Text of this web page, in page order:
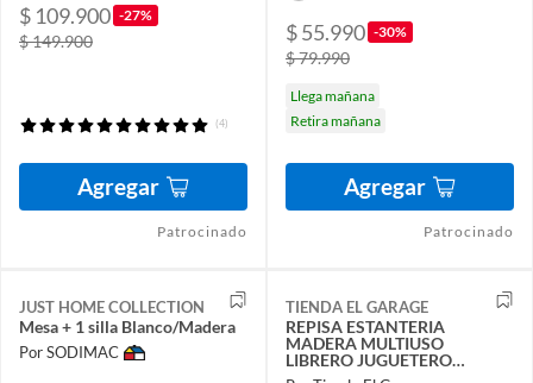
$ 109.900 -27%
$ 149.900
(4)
Agregar
Patrocinado
$ 55.990 -30%
$ 79.990
Llega mañana
Retira mañana
Agregar
Patrocinado
JUST HOME COLLECTION
Mesa + 1 silla Blanco/Madera
Por SODIMAC
TIENDA EL GARAGE
REPISA ESTANTERIA
MADERA MULTIUSO
LIBRERO JUGUETERO
169x51x19